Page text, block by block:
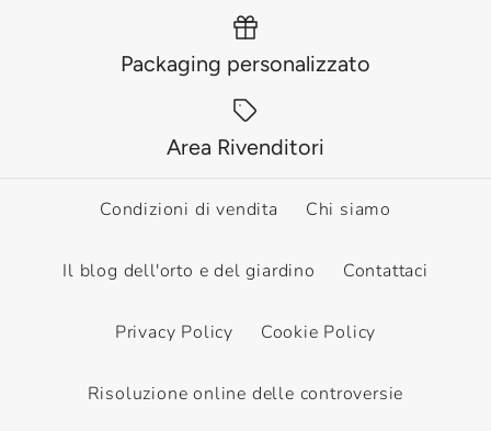
Packaging personalizzato
Area Rivenditori
Condizioni di vendita Chi siamo
Il blog dell'orto e del giardino Contattaci
Privacy Policy Cookie Policy
Risoluzione online delle controversie